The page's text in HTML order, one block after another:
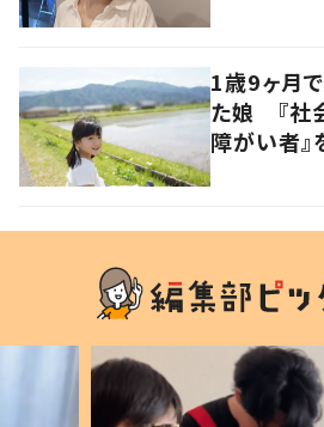
1歳9ヶ月
た娘 『社
障がい者』